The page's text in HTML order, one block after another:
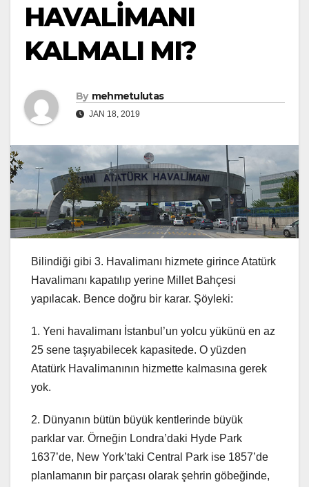
HAVALİMANI
KALMALI MI?
By mehmetulutas
JAN 18, 2019
Bilindiği gibi 3. Havalimanı hizmete girince Atatürk
Havalimanı kapatılıp yerine Millet Bahçesi
yapılacak. Bence doğru bir karar. Şöyleki:
1. Yeni havalimanı İstanbul’un yolcu yükünü en az
25 sene taşıyabilecek kapasitede. O yüzden
Atatürk Havalimanının hizmette kalmasına gerek
yok.
2. Dünyanın bütün büyük kentlerinde büyük
parklar var. Örneğin Londra’daki Hyde Park
1637’de, New York’taki Central Park ise 1857’de
planlamanın bir parçası olarak şehrin göbeğinde,